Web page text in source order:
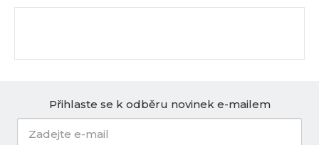
Přihlaste se k odběru novinek e-mailem